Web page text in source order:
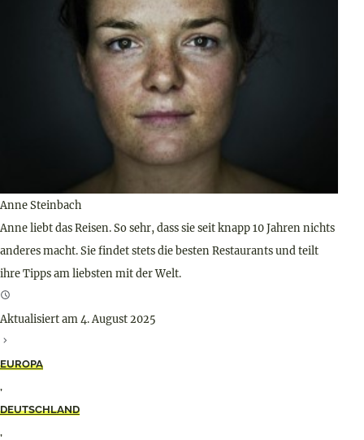
Anne Steinbach
Anne liebt das Reisen. So sehr, dass sie seit knapp 10 Jahren nichts
anderes macht. Sie findet stets die besten Restaurants und teilt
ihre Tipps am liebsten mit der Welt.
Aktualisiert am 4. August 2025
EUROPA
,
DEUTSCHLAND
,